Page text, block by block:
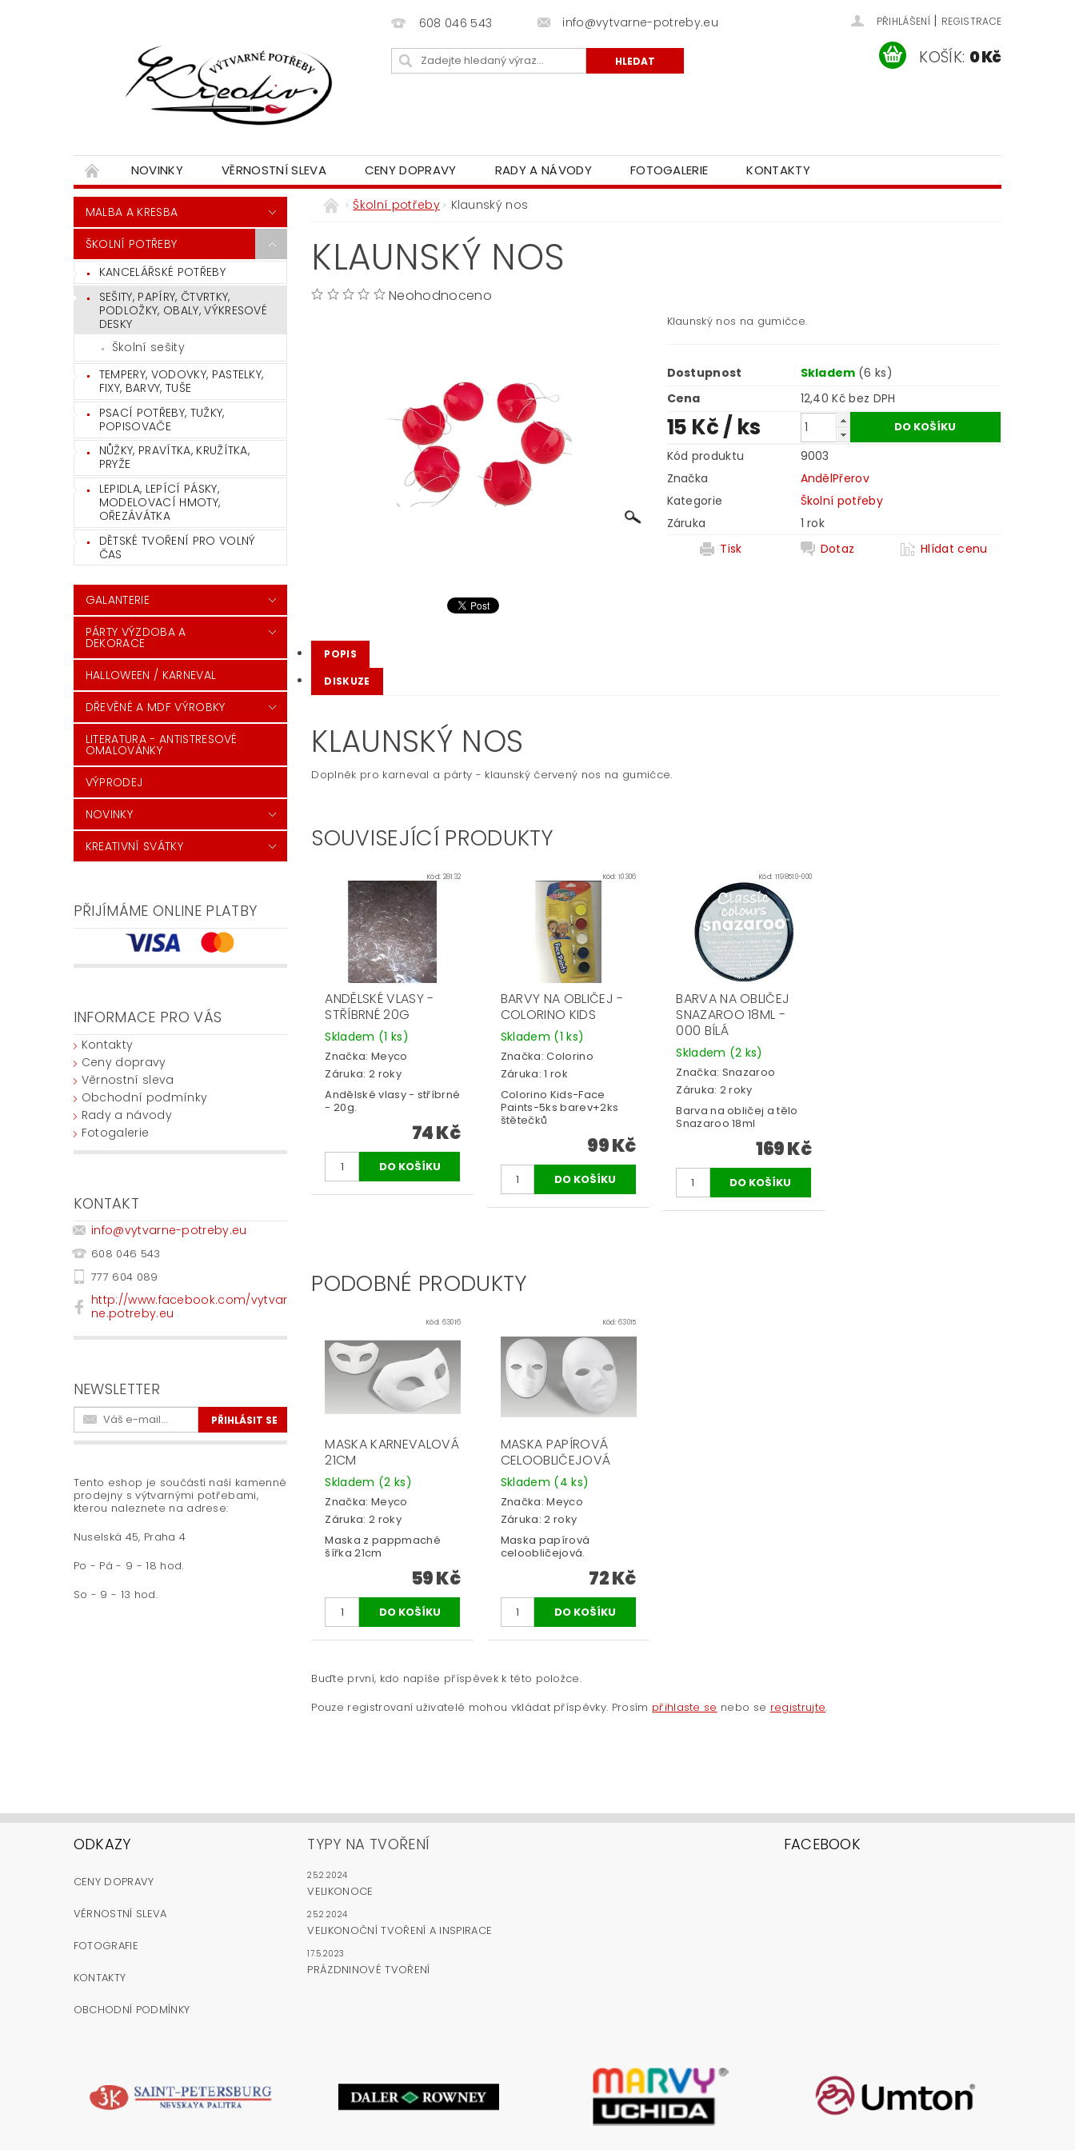
608 046 543 info@vytvarne-potreby.eu PŘIHLÁŠENÍ | REGISTRACE
KOŠÍK: 0 Kč
NOVINKY VĚRNOSTNÍ SLEVA CENY DOPRAVY RADY A NÁVODY FOTOGALERIE KONTAKTY
MALBA A KRESBA
ŠKOLNÍ POTŘEBY
KANCELÁŘSKÉ POTŘEBY
SEŠITY, PAPÍRY, ČTVRTKY,
PODLOŽKY, OBALY, VÝKRESOVÉ
DESKY
Školní sešity
TEMPERY, VODOVKY, PASTELKY,
FIXY, BARVY, TUŠE
PSACÍ POTŘEBY, TUŽKY,
POPISOVAČE
NŮŽKY, PRAVÍTKA, KRUŽÍTKA,
PRYŽE
LEPIDLA, LEPÍCÍ PÁSKY,
MODELOVACÍ HMOTY,
OŘEZÁVÁTKA
DĚTSKÉ TVOŘENÍ PRO VOLNÝ
ČAS
GALANTERIE
PÁRTY VÝZDOBA A
DEKORACE
HALLOWEEN / KARNEVAL
DŘEVĚNÉ A MDF VÝROBKY
LITERATURA - ANTISTRESOVÉ
OMALOVÁNKY
VÝPRODEJ
NOVINKY
KREATIVNÍ SVÁTKY
PŘIJÍMÁME ONLINE PLATBY
INFORMACE PRO VÁS
Kontakty
Ceny dopravy
Věrnostní sleva
Obchodní podmínky
Rady a návody
Fotogalerie
KONTAKT
info@vytvarne-potreby.eu
608 046 543
777 604 089
http://www.facebook.com/vytvar
ne.potreby.eu
NEWSLETTER
Tento eshop je součástí naší kamenné
prodejny s výtvarnými potřebami,
kterou naleznete na adrese:
Nuselská 45, Praha 4
Po - Pá - 9 - 18 hod.
So - 9 - 13 hod.
Školní potřeby Klaunský nos
KLAUNSKÝ NOS
Neohodnoceno
Klaunský nos na gumičce.
Dostupnost Skladem (6 ks)
Cena
12,40 Kč bez DPH
15 Kč/ ks
Kód produktu
9003
Značka
AndělPřerov
Kategorie
Školní potřeby
Záruka
1 rok
Tisk
Dotaz Hlídat cenu
POPIS
DISKUZE
KLAUNSKÝ NOS
Doplněk pro karneval a párty - klaunský červený nos na gumičce.
SOUVISEJÍCÍ PRODUKTY
Kód: 28132
ANDĚLSKÉ VLASY -
STŘÍBRNÉ 20G
Skladem (1 ks)
Značka: Meyco
Záruka: 2 roky
Andělské vlasy - stříbrné
- 20g.
74 Kč
Kód:10306
BARVY NA OBLIČEJ -
COLORINO KIDS
Skladem (1 ks)
Značka:Colorino
Záruka: 1 rok
Colorino Kids-Face
Paints-5ks barev+2ks
štětečků
99 Kč
Kód: 1198510-000
BARVA NA OBLIČEJ
SNAZAROO 18ML -
000 BÍLÁ
Skladem (2 ks)
Značka: Snazaroo
Záruka: 2 roky
Barva na obličej a tělo
Snazaroo 18ml
169 Kč
PODOBNÉ PRODUKTY
Kód: 63016
MASKA KARNEVALOVÁ
21CM
Skladem (2 ks)
Značka: Meyco
Záruka: 2 roky
Maska z pappmaché
šířka 21cm
59 Kč
Kód:63015
MASKA PAPÍROVÁ
CELOOBLIČEJOVÁ
Skladem (4 ks)
Značka:Meyco
Záruka: 2 roky
Maska papírová
celoobličejová.
72 Kč
Buďte první, kdo napíše příspěvek k této položce.
Pouze registrovaní uživatelé mohou vkládat příspěvky. Prosím přihlaste se nebo se registrujte.
ODKAZY
CENY DOPRAVY
VĚRNOSTNÍ SLEVA
FOTOGRAFIE
KONTAKTY
OBCHODNÍ PODMÍNKY
TYPY NA TVOŘENÍ
25.2.2024
VELIKONOCE
25.2.2024
VELIKONOČNÍ TVOŘENÍ A INSPIRACE
17.5.2023
PRÁZDNINOVÉ TVOŘENÍ
FACEBOOK